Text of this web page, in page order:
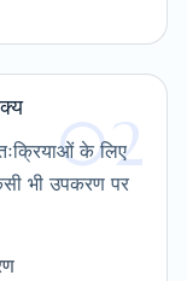
02
के लिए
भी उपकरण पर